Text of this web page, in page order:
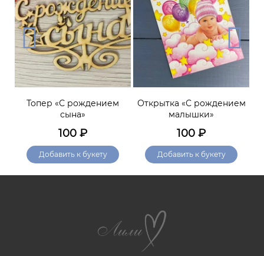
Топер «С рождением
сына»
100 ₽
Добавить к букету
Открытка «С рождением
малышки»
100 ₽
Добавить к букету